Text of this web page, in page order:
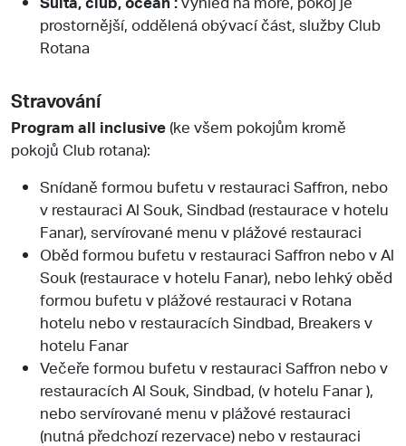
prostornější, oddělená obývací část, služby Club
Rotana
Stravování
Program all inclusive (ke všem pokojům kromě
pokojů Club rotana):
Snídaně formou bufetu v restauraci Saffron, nebo
v restauraci Al Souk, Sindbad (restaurace v hotelu
Fanar), servírované menu v plážové restauraci
Oběd formou bufetu v restauraci Saffron nebo v Al
Souk (restaurace v hotelu Fanar), nebo lehký oběd
formou bufetu v plážové restauraci v Rotana
hotelu nebo v restauracích Sindbad, Breakers v
hotelu Fanar
Večeře formou bufetu v restauraci Saffron nebo v
restauracích Al Souk, Sindbad, (v hotelu Fanar ),
nebo servírované menu v plážové restauraci
(nutná předchozí rezervace) nebo v restauraci